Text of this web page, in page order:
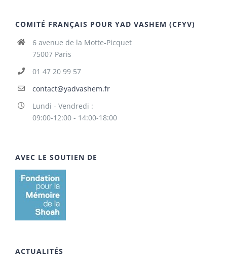
COMITÉ FRANÇAIS POUR YAD VASHEM (CFYV)
6 avenue de la Motte-Picquet
75007 Paris
01 47 20 99 57
contact@yadvashem.fr
Lundi - Vendredi :
09:00-12:00 - 14:00-18:00
AVEC LE SOUTIEN DE
ACTUALITÉS